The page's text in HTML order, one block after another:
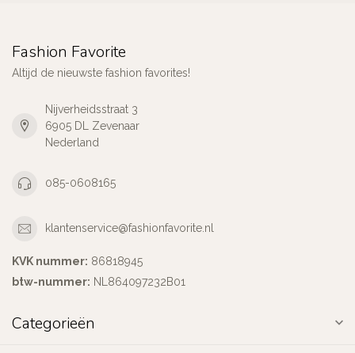
Fashion Favorite
Altijd de nieuwste fashion favorites!
Nijverheidsstraat 3
6905 DL Zevenaar
Nederland
085-0608165
klantenservice@fashionfavorite.nl
KVK nummer: 86818945
btw-nummer: NL864097232B01
Categorieën